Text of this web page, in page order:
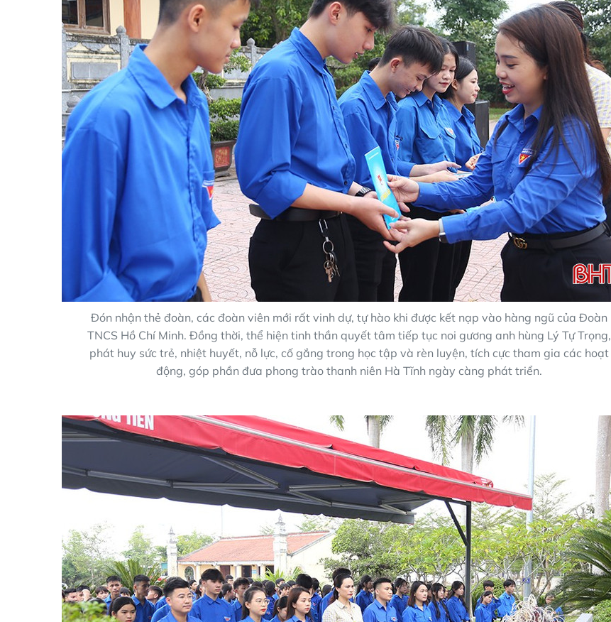
Đón nhận thẻ đoàn, các đoàn viên mới rất vinh dự, tự hào khi được kết nạp vào hàng ngũ của Đoàn
TNCS Hồ Chí Minh. Đồng thời, thể hiện tinh thần quyết tâm tiếp tục noi gương anh hùng Lý Tự Trọng,
phát huy sức trẻ, nhiệt huyết, nỗ lực, cố gắng trong học tập và rèn luyện, tích cực tham gia các hoạt
động, góp phần đưa phong trào thanh niên Hà Tĩnh ngày càng phát triển.